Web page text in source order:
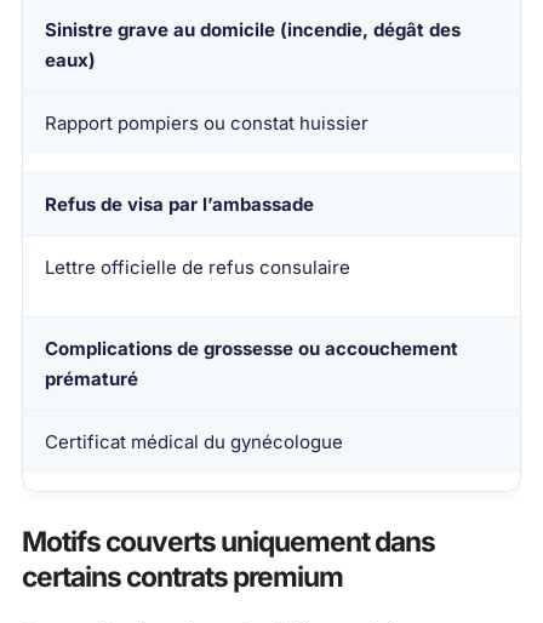
Sinistre grave au domicile (incendie, dégât des
eaux)
Rapport pompiers ou constat huissier
Refus de visa par l’ambassade
Lettre officielle de refus consulaire
Complications de grossesse ou accouchement
prématuré
Certificat médical du gynécologue
Motifs couverts uniquement dans
certains contrats premium